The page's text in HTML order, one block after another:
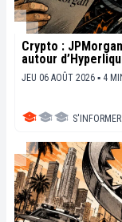
Crypto :
autour
JEU 06 AOÛT 2026 ▪ 4
S'INFORMER